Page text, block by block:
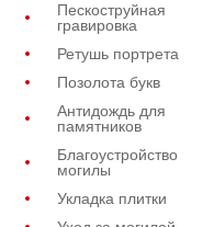
Пескоструйная
гравировка
Ретушь портрета
Позолота букв
Антидождь для
памятников
Благоустройство
могилы
Укладка плитки